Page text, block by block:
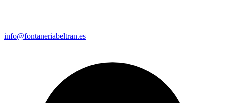
info@fontaneriabeltran.es